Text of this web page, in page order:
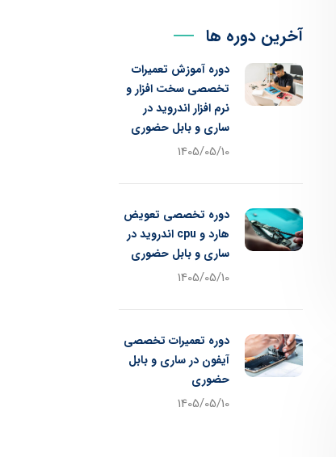
آخرین دوره ها
دوره آموزش تعمیرات
تخصصی سخت افزار و
نرم افزار اندروید در
ساری و بابل حضوری
1405/05/10
دوره تخصصی تعویض
هارد و cpu اندروید در
ساری و بابل حضوری
1405/05/10
دوره تعمیرات تخصصی
آیفون در ساری و بابل
حضوری
1405/05/10